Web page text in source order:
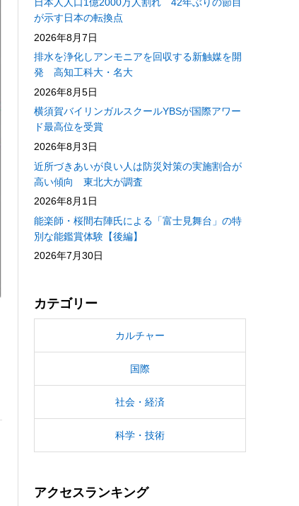
が示す日本の転換点
2026年8月7日
排水を浄化しアンモニアを回収する新触媒を開
発 高知工科大・名大
2026年8月5日
横須賀バイリンガルスクールYBSが国際アワー
ド最高位を受賞
2026年8月3日
近所づきあいが良い人は防災対策の実施割合が
高い傾向 東北大が調査
2026年8月1日
能楽師・桜間右陣氏による「富士見舞台」の特
別な能鑑賞体験【後編】
2026年7月30日
カテゴリー
カルチャー
国際
社会・経済
科学・技術
アクセスランキング